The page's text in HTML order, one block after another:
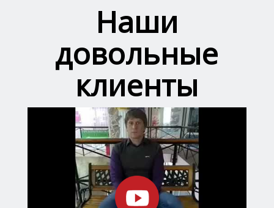
Наши
довольные
клиенты